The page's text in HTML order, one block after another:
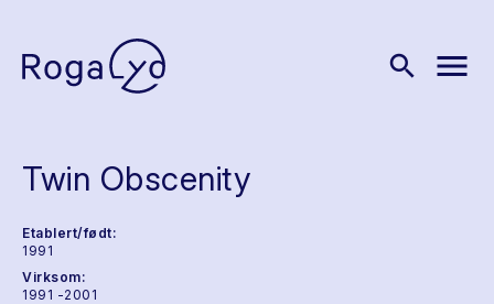
search menu
Twin Obscenity
Etablert/født:
1991
Virksom:
1991 -2001